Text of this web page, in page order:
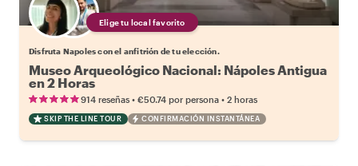
Elige tu local favorito
Disfruta Napoles con el anfitrión de tu elección.
Museo Arqueológico Nacional: Nápoles Antigua
en 2 Horas
914 reseñas • €50.74 por persona • 2 horas
SKIP THE LINE TOUR CONFIRMACIÓN INSTANTÁNEA